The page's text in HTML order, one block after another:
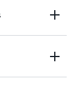
la calidad